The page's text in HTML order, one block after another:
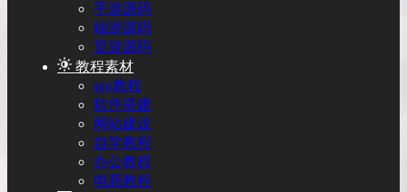
手游源码
端游源码
页游源码
教程素材
seo教程
软件搭建
网站建设
自学教程
办公教程
电商教程